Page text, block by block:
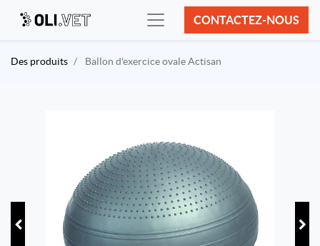
CONTACTEZ-NOUS
Des produits Ballon d'exercice ovale Actisan